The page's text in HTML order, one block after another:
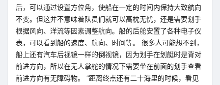
后，可以通过设置方位角，使船在一定的时间内保持大致航向
不变。但这并不意味着队员们就可以高枕无忧，还是需要划手
根据风向、洋流等因素调整航向。船的后舱安置了各种电子仪
表，可以看到船的速度、航向、时间等。 很多人可能想不到，
船上还有汽车后视镜一样的倒视镜，因为划手在划艇时是背对
前进方向，所以在无人掌舵的情况下需要坐在前面的划手查看
前进方向有无障碍物。 “距离终点还有二十海里的时候，看见